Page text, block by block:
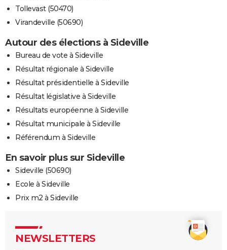
Tollevast (50470)
Virandeville (50690)
Autour des élections à Sideville
Bureau de vote à Sideville
Résultat régionale à Sideville
Résultat présidentielle à Sideville
Résultat législative à Sideville
Résultats européenne à Sideville
Résultat municipale à Sideville
Référendum à Sideville
En savoir plus sur Sideville
Sideville (50690)
Ecole à Sideville
Prix m2 à Sideville
NEWSLETTERS